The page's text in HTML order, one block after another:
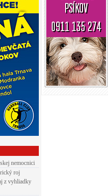
nemocnici
roj
z vyhliadky